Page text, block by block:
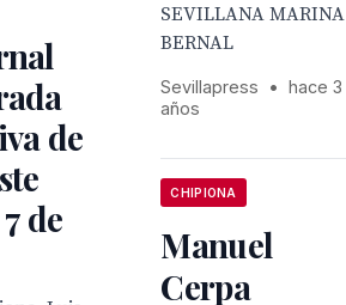
de
de
SEVILLANA MARINA
BERNAL
Sevillapress •
hace 3
años
CHIPIONA
Manuel
Cerpa